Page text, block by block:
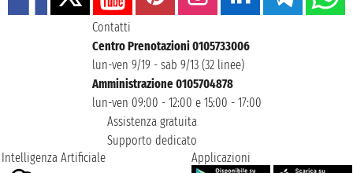
Contatti
Centro Prenotazioni 0105733006
lun-ven 9/19 - sab 9/13 (32 linee)
Amministrazione 0105704878
lun-ven 09:00 - 12:00 e 15:00 - 17:00
Assistenza gratuita
Supporto dedicato
Intelligenza Artificiale
Applicazioni